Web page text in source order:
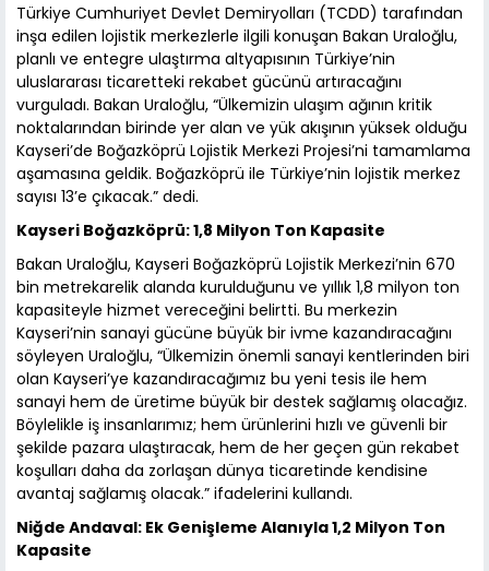
Türkiye Cumhuriyet Devlet Demiryolları (TCDD) tarafından
inşa edilen lojistik merkezlerle ilgili konuşan Bakan Uraloğlu,
planlı ve entegre ulaştırma altyapısının Türkiye’nin
uluslararası ticaretteki rekabet gücünü artıracağını
vurguladı. Bakan Uraloğlu, “Ülkemizin ulaşım ağının kritik
noktalarından birinde yer alan ve yük akışının yüksek olduğu
Kayseri’de Boğazköprü Lojistik Merkezi Projesi’ni tamamlama
aşamasına geldik. Boğazköprü ile Türkiye’nin lojistik merkez
sayısı 13’e çıkacak.” dedi.
Kayseri Boğazköprü: 1,8 Milyon Ton Kapasite
Bakan Uraloğlu, Kayseri Boğazköprü Lojistik Merkezi’nin 670
bin metrekarelik alanda kurulduğunu ve yıllık 1,8 milyon ton
kapasiteyle hizmet vereceğini belirtti. Bu merkezin
Kayseri’nin sanayi gücüne büyük bir ivme kazandıracağını
söyleyen Uraloğlu, “Ülkemizin önemli sanayi kentlerinden biri
olan Kayseri’ye kazandıracağımız bu yeni tesis ile hem
sanayi hem de üretime büyük bir destek sağlamış olacağız.
Böylelikle iş insanlarımız; hem ürünlerini hızlı ve güvenli bir
şekilde pazara ulaştıracak, hem de her geçen gün rekabet
koşulları daha da zorlaşan dünya ticaretinde kendisine
avantaj sağlamış olacak.” ifadelerini kullandı.
Niğde Andaval: Ek Genişleme Alanıyla 1,2 Milyon Ton
Kapasite